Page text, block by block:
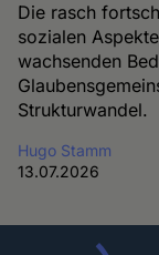
Die rasch
sozialen
wachsenden
Strukturwandel.
Hugo Stamm
13.07.2026